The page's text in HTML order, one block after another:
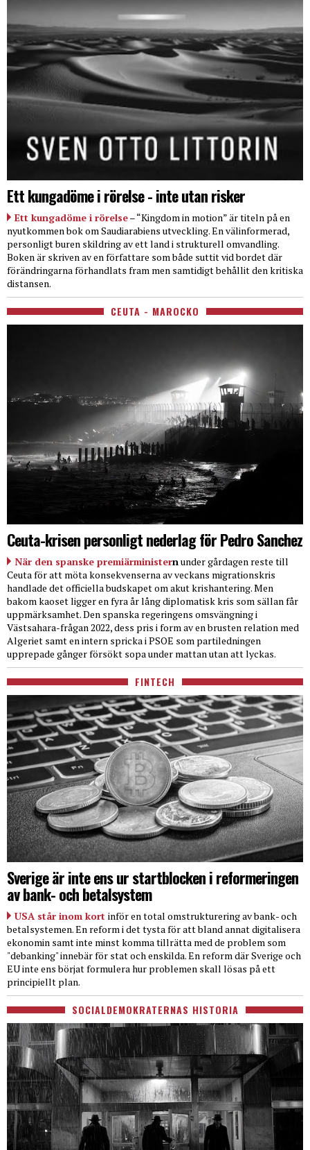
Ett kungadöme i rörelse - inte utan risker
Ett kungadöme i rörelse– “Kingdom in motion” är titeln på en
nyutkommen bok om Saudiarabiens utveckling. En välinformerad,
personligt buren skildring av ett land i strukturell omvandling.
Boken är skriven av en författare som både suttit vid bordet där
förändringarna förhandlats fram men samtidigt behållit den kritiska
distansen.
CEUTA - MAROCKO
Ceuta-krisen personligt nederlag för Pedro Sanchez
När den spanske premiärministern under gårdagen reste till
Ceuta för att möta konsekvenserna av veckans migrationskris
handlade det officiella budskapet om akut krishantering. Men
bakom kaoset ligger en fyra år lång diplomatisk kris som sällan får
uppmärksamhet. Den spanska regeringens omsvängning i
Västsahara-frågan 2022, dess pris i form av en brusten relation med
Algeriet samt en intern spricka i PSOE som partiledningen
upprepade gånger försökt sopa under mattan utan att lyckas.
FINTECH
Sverige är inte ens ur startblocken i reformeringen
av bank- och betalsystem
USA står inom kort inför en total omstrukturering av bank- och
betalsystemen. En reform i det tysta för att bland annat digitalisera
ekonomin samt inte minst komma tillrätta med de problem som
"debanking" innebär för stat och enskilda. En reform där Sverige och
EU inte ens börjat formulera hur problemen skall lösas på ett
principiellt plan.
SOCIALDEMOKRATERNAS HISTORIA